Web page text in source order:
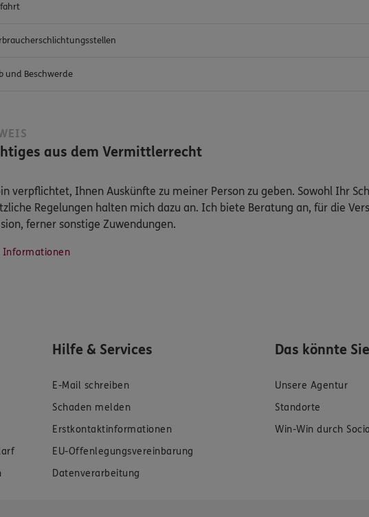
und Beschwerde
aus dem Vermittlerrecht
verpflichtet, Ihnen Auskünfte zu meiner Person zu geben. Sowohl Ihr
Regelungen halten mich dazu an. Ich biete Beratung an, für die
ferner sonstige Zuwendungen.
Informationen
Hilfe & Services
E-Mail schreiben
Schaden melden
Erstkontaktinformationen
EU-Offenlegungsvereinbarung
Datenverarbeitung
Das könnte
Unsere Agentur
Standorte
Win-Win durch